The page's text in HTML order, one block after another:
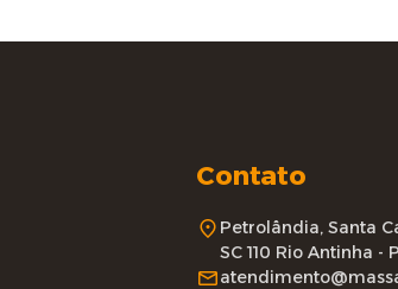
Contato
Petrolândia, Santa
SC 110 Rio Antinha -